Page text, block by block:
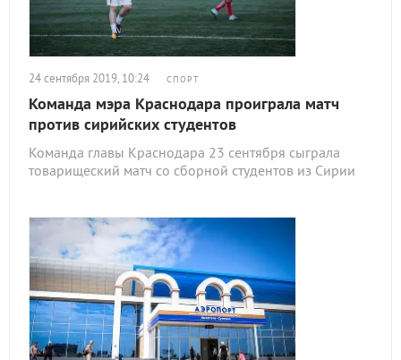
24 сентября 2019, 10:24 СПОРТ
Команда мэра Краснодара проиграла матч
против сирийских студентов
Команда главы Краснодара 23 сентября сыграла
товарищеский матч со сборной студентов из Сирии